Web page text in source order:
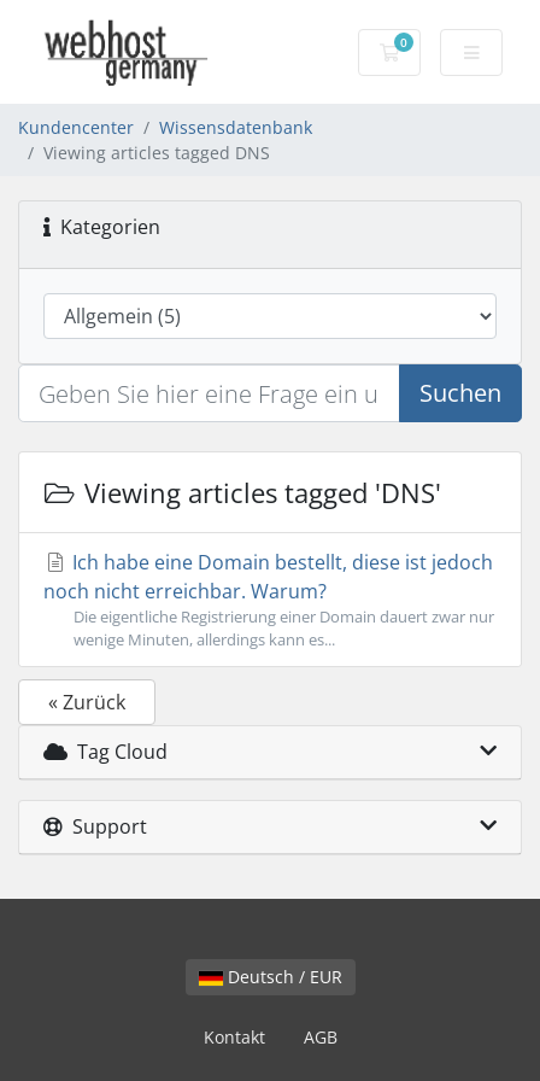
0
Warenkorb
Kundencenter
Wissensdatenbank
Viewing articles tagged DNS
Kategorien
Suchen
Viewing articles tagged 'DNS'
Ich habe eine Domain bestellt, diese ist jedoch
noch nicht erreichbar. Warum?
Die eigentliche Registrierung einer Domain dauert zwar nur
wenige Minuten, allerdings kann es...
« Zurück
Tag Cloud
Support
Deutsch / EUR
Kontakt AGB